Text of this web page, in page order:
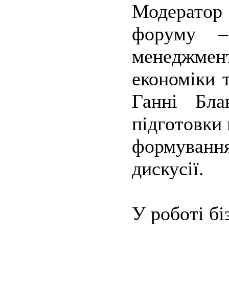
Модератор
форуму –
економіки
Ганні
дискусії.
У роботі